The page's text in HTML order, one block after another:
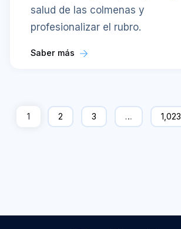
salud de las colmenas y
profesionalizar el rubro.
Saber más
1 2 3 … 1,023